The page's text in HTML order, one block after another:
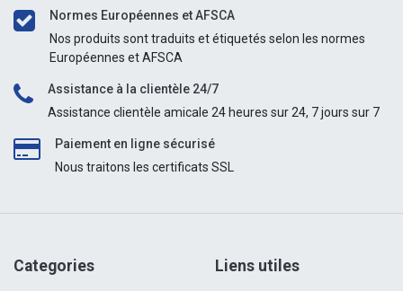
Normes Européennes et AFSCA
Nos produits sont traduits et étiquetés selon les normes
Européennes et AFSCA
Assistance à la clientèle 24/7
Assistance clientèle amicale 24 heures sur 24, 7 jours sur 7
Paiement en ligne sécurisé
Nous traitons les certificats SSL
Categories Liens utiles